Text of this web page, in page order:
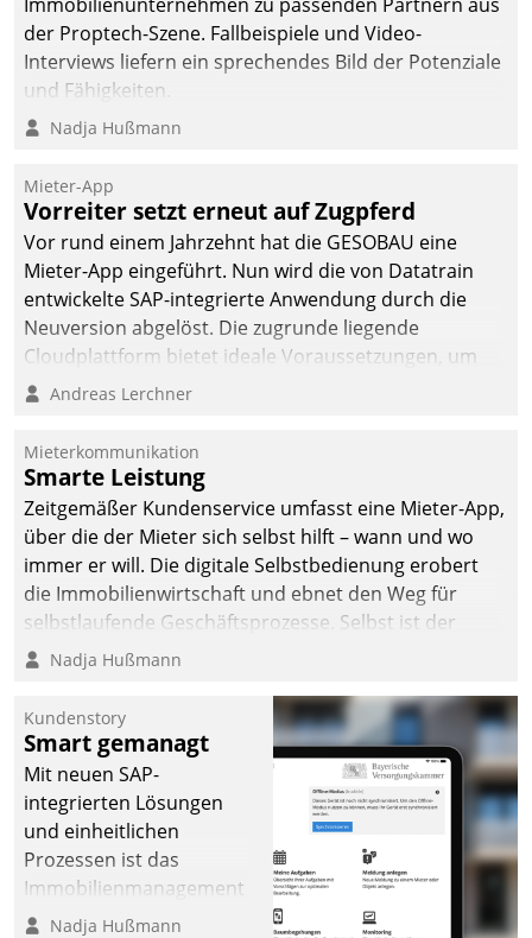
der Proptech-Szene. Fallbeispiele und Video-
Interviews liefern ein sprechendes Bild der Potenziale
und Fähigkeiten.
Nadja Hußmann
Mieter-App
Vorreiter setzt erneut auf Zugpferd
Vor rund einem Jahrzehnt hat die GESOBAU eine
Mieter-App eingeführt. Nun wird die von Datatrain
entwickelte SAP-integrierte Anwendung durch die
Neuversion abgelöst. Die zugrunde liegende
Cloudplattform bietet ideale Voraussetzungen, um
die Funktionalität der App zu erweitern und weitere
integrieren.
Andreas Lerchner
Mieterkommunikation
Smarte Leistung
Zeitgemäßer Kundenservice umfasst eine Mieter-App,
über die der Mieter sich selbst hilft – wann und wo
immer er will. Die digitale Selbstbedienung erobert
die Immobilienwirtschaft und ebnet den Weg für
selbstlaufende Geschäftsprozesse. Selbst ist der
Kunde und smart der Serviceanbieter.
Nadja Hußmann
Kundenstory
Smart gemanagt
Mit neuen SAP-
integrierten Lösungen
und einheitlichen
Prozessen ist das
Immobilienmanagement
der Bayerischen
Nadja Hußmann